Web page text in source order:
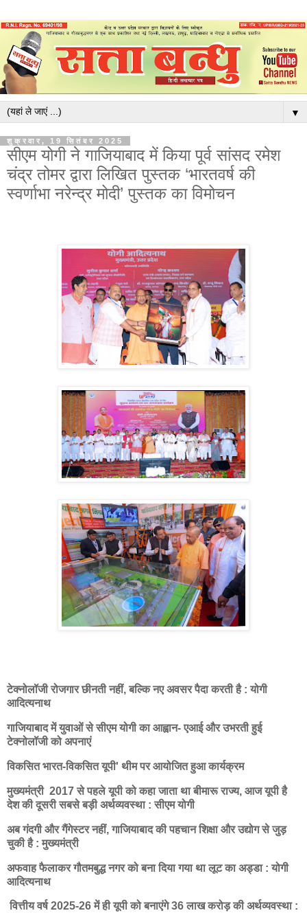
▼
शुक्रवार, 19 सितंबर 2025
सीएम योगी ने गाजियाबाद में किया पूर्व सांसद रमेश
चंद्र तोमर द्वारा लिखित पुस्तक ‘भारतवर्ष की
स्वर्णाभा नरेन्द्र मोदी’ पुस्तक का विमोचन
टेक्नोलॉजी रोजगार छीनती नहीं, बल्कि नए अवसर पैदा करती है : योगी
आदित्यनाथ
गाजियाबाद में युवाओं से सीएम योगी का आह्वान- एआई और उभरती हुई
टेक्नोलॉजी को अपनाएं
विकसित भारत-विकसित यूपी' थीम पर आयोजित हुआ कार्यक्रम
मुख्यमंत्री 2017 से पहले यूपी को कहा जाता था बीमारू राज्य, आज यूपी है
देश की दूसरी सबसे बड़ी अर्थव्यवस्था : सीएम योगी
अब गंदगी और गैंगेस्टर नहीं, गाजियाबाद की पहचान शिक्षा और उद्योग से जुड़
चुकी है : मुख्यमंत्री
अफवाह फैलाकर गौतमबुद्ध नगर को बना दिया गया था लूट का अड्डा : योगी
आदित्यनाथ
वित्तीय वर्ष 2025-26 में ही यूपी को बनाएंगे 36 लाख करोड़ की अर्थव्यवस्था :